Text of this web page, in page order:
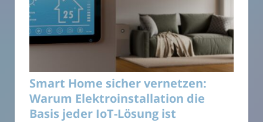
Smart Home sicher vernetzen:
Warum Elektroinstallation die
Basis jeder IoT-Lösung ist